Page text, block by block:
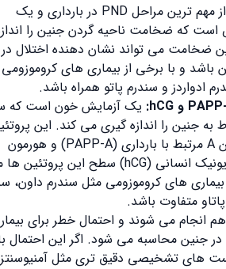
از مهم ترین مراحل PND در بارداری و یک
ضخامت ناحیه گردن جنین را اندازه
می تواند نشان دهنده اختلال در
با برخی از بیماری های کروموزومی مثل
و سندرم پاتو همراه باشد.
وhCG یک آزمایش خون است که سطح
را اندازه گیری می کند. این پروتئین ها
عبارتند از پروتئین A مرتبط با بارداری (PAPP-A) و هورمون
گنادوتروپین کوریونیک انسانی (hCG) سطح این پروتئین ها می
های کروموزومی مثل سندرم داون، سندرم
باشد.
می شوند و احتمال خطر برای بیماری
محاسبه می شود. اگر این احتمال بالا
تشخیصی دقیق تری مثل آمنیوسنتز یا